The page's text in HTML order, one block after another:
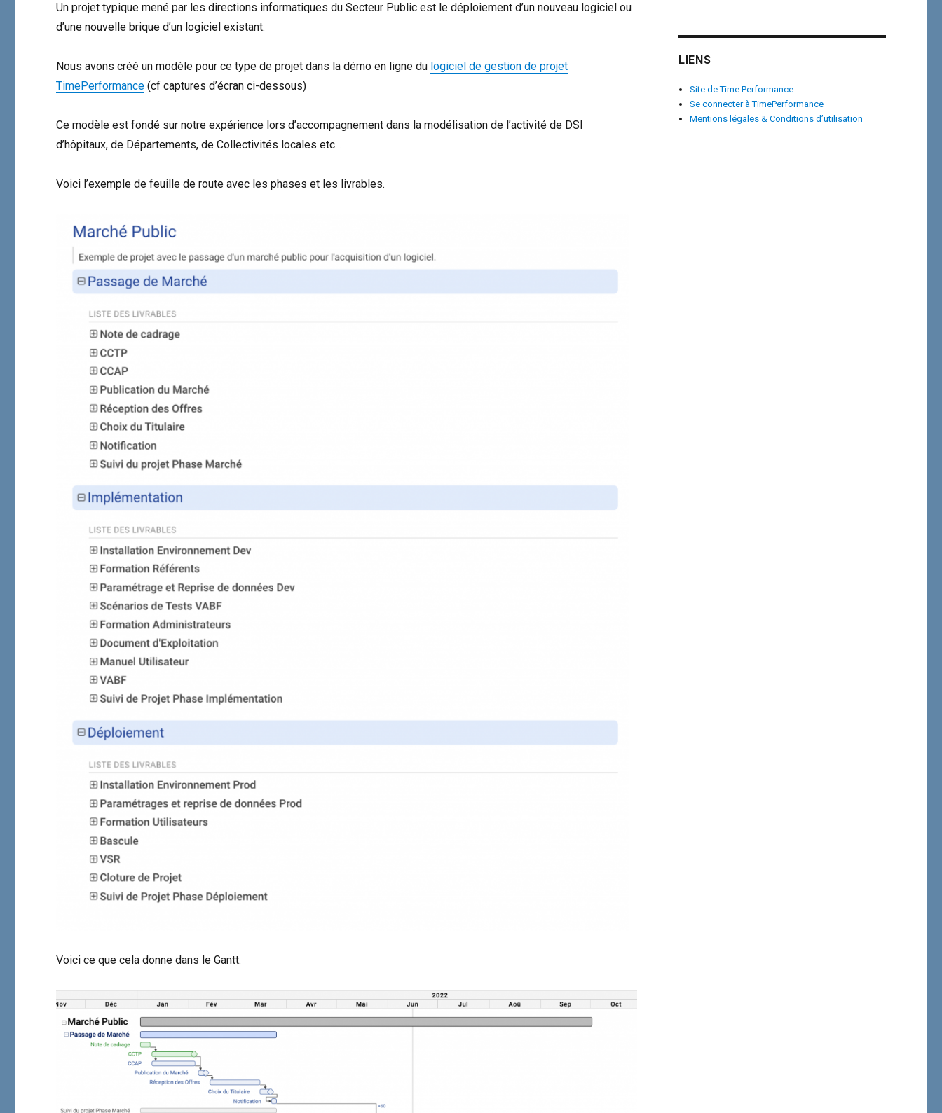
Un projet typique mené par les directions informatiques du Secteur Public est le déploiement d’un nouveau logiciel ou
d’une nouvelle brique d’un logiciel existant.
Nous avons créé un modèle pour ce type de projet dans la démo en ligne du logiciel de gestion de projet
TimePerformance (cf captures d’écran ci-dessous)
Ce modèle est fondé sur notre expérience lors d’accompagnement dans la modélisation de l’activité de DSI
d’hôpitaux, de Départements, de Collectivités locales etc. .
Voici l’exemple de feuille de route avec les phases et les livrables.
Voici ce que cela donne dans le Gantt.
LIENS
Site de Time Performance
Se connecter à TimePerformance
Mentions légales & Conditions d’utilisation